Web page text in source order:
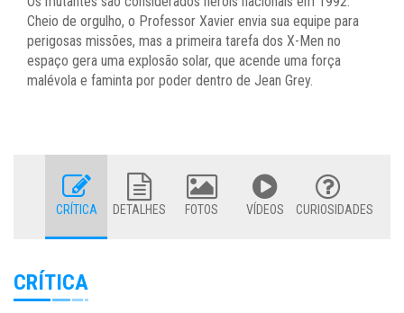
Cheio de orgulho, o Professor Xavier envia sua equipe para
perigosas missões, mas a primeira tarefa dos X-Men no
espaço gera uma explosão solar, que acende uma força
malévola e faminta por poder dentro de Jean Grey.
CRÍTICA DETALHES FOTOS VÍDEOS CURIOSIDADES
CRÍTICA